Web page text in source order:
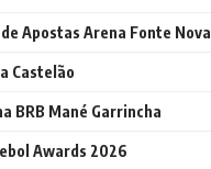
de Apostas Arena Fonte Nova
Castelão
BRB Mané Garrincha
Awards 2026